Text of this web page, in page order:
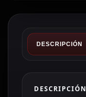
DESCRIPCIÓN
DESCRIPCIÓN